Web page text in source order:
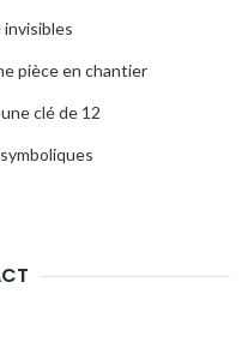
pièce en chantier
clé de 12